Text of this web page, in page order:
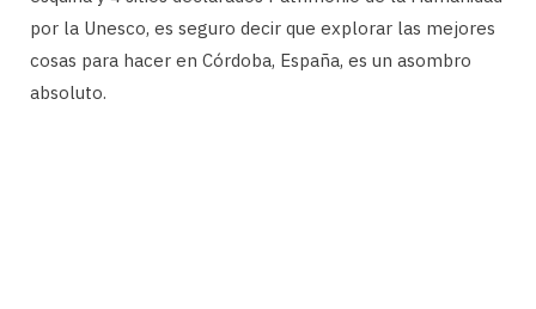
por la Unesco, es seguro decir que explorar las mejores
cosas para hacer en Córdoba, España, es un asombro
absoluto.